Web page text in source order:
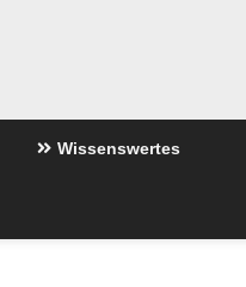
Wissenswertes